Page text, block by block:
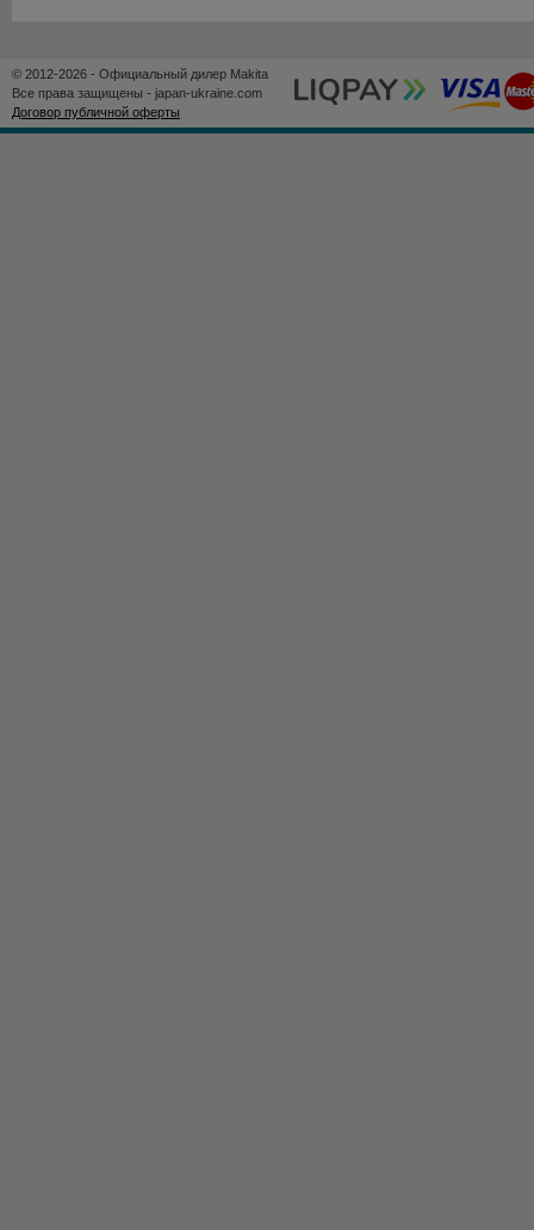
© 2012-2026 - Официальный дилер Makita
Все права защищены - japan-ukraine.com
Договор публичной оферты